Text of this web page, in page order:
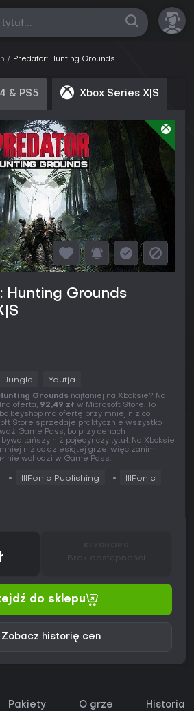
Predator: Hunting Grounds
& PS5 Xbox Series X|S
Hunting Grounds
Jungle Yautja
Grounds najtaniej na Xboksie? Na
oferta, 92,49 zł w Microsoft Store. To
keyshop ma ofertę przy mniej niż co
Store sprzedaje praktycznie wszystko
Game Pass, bo przy cenach
tańszy niż pojedynczy tytuł. Na Xboksie
niż co dziesiątej grze, więc zanim
nie wchodzi w Game Pass.
IllFonic Publishing IllFonic
Brak dostępności
do sklepu
Zobacz historię cen
Pakiety O grze Historia